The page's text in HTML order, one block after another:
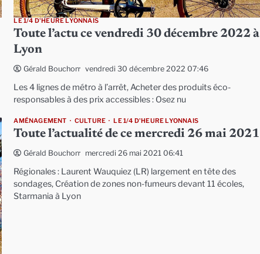
LE 1/4 D'HEURE LYONNAIS
Toute l’actu ce vendredi 30 décembre 2022 à
Lyon
Gérald Bouchon vendredi 30 décembre 2022 07:46
Les 4 lignes de métro à l’arrêt, Acheter des produits éco-
responsables à des prix accessibles : Osez nu
AMÉNAGEMENT CULTURE LE 1/4 D'HEURE LYONNAIS
Toute l’actualité de ce mercredi 26 mai 2021
Gérald Bouchon mercredi 26 mai 2021 06:41
Régionales : Laurent Wauquiez (LR) largement en tête des
sondages, Création de zones non-fumeurs devant 11 écoles,
Starmania à Lyon